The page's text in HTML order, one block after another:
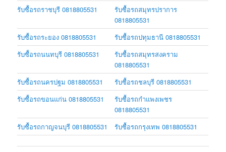
รับซื้อรถราชบุรี 0818805531
รับซื้อรถสมุทรปราการ
0818805531
รับซื้อรถระยอง 0818805531
รับซื้อรถปทุมธานี 0818805531
รับซื้อรถนนทบุรี 0818805531
รับซื้อรถสมุทรสงคราม
0818805531
รับซื้อรถนครปฐม 0818805531
รับซื้อรถชลบุรี 0818805531
รับซื้อรถขอนแก่น 0818805531
รับซื้อรถกำแพงเพชร
0818805531
รับซื้อรถกาญจนบุรี 0818805531
รับซื้อรถกรุงเทพ 0818805531